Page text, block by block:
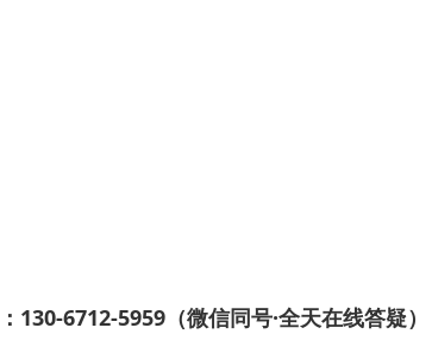
6712-5959（微信同号·全天在线答疑）